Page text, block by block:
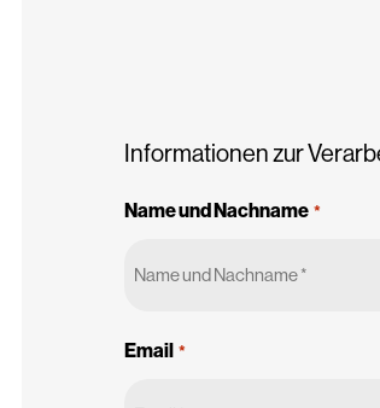
Informationen zur
Name und Nachname *
Email *